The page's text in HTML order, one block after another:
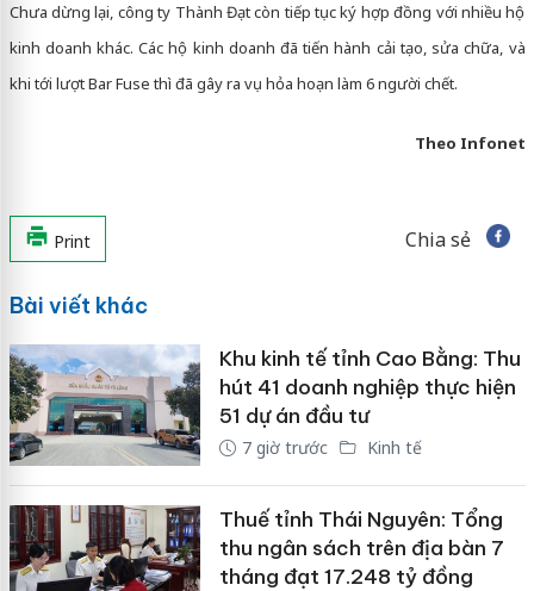
Chưa dừng lại, công ty Thành Đạt còn tiếp tục ký hợp đồng với nhiều hộ
kinh doanh khác. Các hộ kinh doanh đã tiến hành cải tạo, sửa chữa, và
khi tới lượt Bar Fuse thì đã gây ra vụ hỏa hoạn làm 6 người chết.
Theo Infonet
Print Chia sẻ
Bài viết khác
Khu kinh tế tỉnh Cao Bằng: Thu
hút 41 doanh nghiệp thực hiện
51 dự án đầu tư
7 giờ trước Kinh tế
Thuế tỉnh Thái Nguyên: Tổng
thu ngân sách trên địa bàn 7
tháng đạt 17.248 tỷ đồng